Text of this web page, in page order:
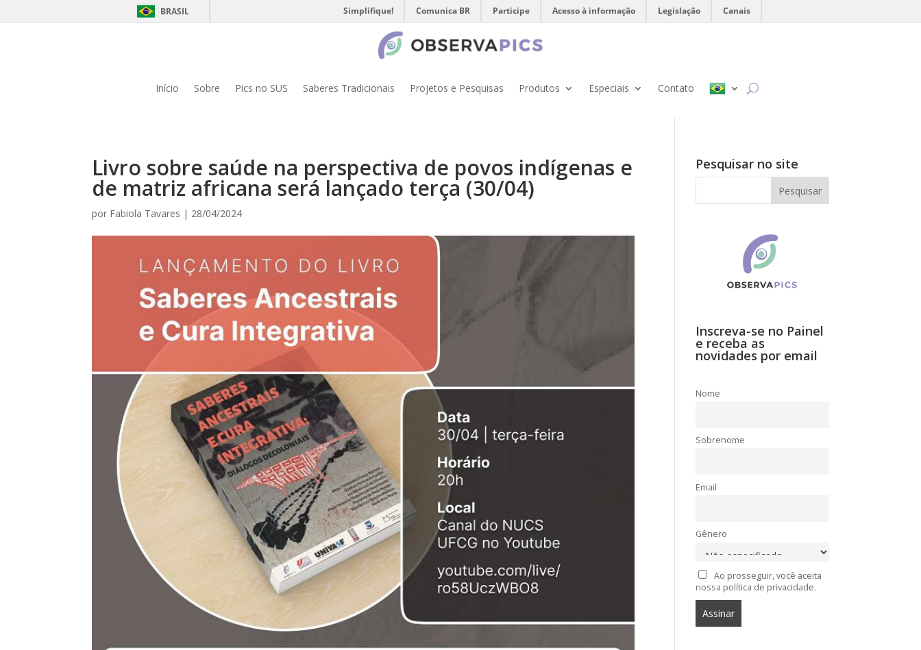
BRASIL Simplifique! Comunica BR Participe Acesso à informação Legislação Canais
Início Sobre Pics no SUS Saberes Tradicionais Projetos e Pesquisas Produtos Especiais Contato
Livro sobre saúde na perspectiva de povos indígenas e
de matriz africana será lançado terça (30/04)
por Fabiola Tavares | 28/04/2024
Pesquisar no site
Inscreva-se no Painel
e receba as
novidades por email
Nome
Sobrenome
Email
Gênero
Ao prosseguir, você aceita
nossa política de privacidade.